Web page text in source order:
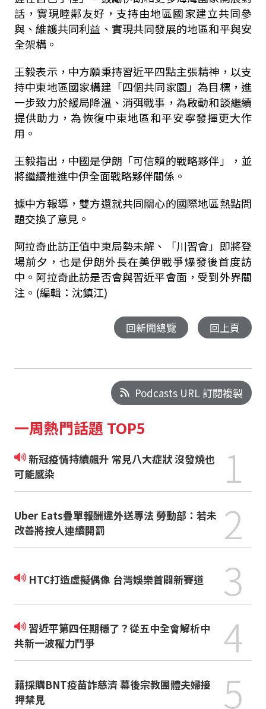
話，實現睦鄰友好，支持由地區國家建立共同參
與、維護共同利益、實現共同發展的地區和平與安
全架構。
王毅表示，中方願秉持習近平四點主張精神，以支
持中東地區國家構建「四個共同家園」為目標，進
一步致力於緩局降溫、消弭戰事，為啟動和談繼續
提供助力，為恢復中東地區和平安寧發揮更大作
用。
王毅指出，中國是伊朗「可信賴的戰略夥伴」，並
將繼續推進中伊全面戰略夥伴關係。
據中方報導，雙方還就共同關心的國際地區熱點問
題交換了意見。
阿拉奇此訪正值中東局勢未解、「川習會」即將登
場前夕，也是伊朗外長在美伊戰爭爆發後首度訪
中。阿拉奇此訪是否會與習近平會面，受到外界關
注。(編輯：沈鎮江)
回新聞總覽 回上頁
Podcasts URL 訂閱複製
一周熱門話題 TOP5
新冠疫情持續飆升 常見八大症狀 沒發燒也
可能感染
1
Uber Eats疊單報酬違外送專法 勞動部：若未
改善將按人連續開罰
2
HTC打造虛擬偶像 台灣娛樂首闢新賽道 3
習近平第四任期穩了？從五中全會解析中
共新一波權力鬥爭
4
藉採購BNT疫苗詐慈濟 幕後宗教團體夫婦接
押禁見
5